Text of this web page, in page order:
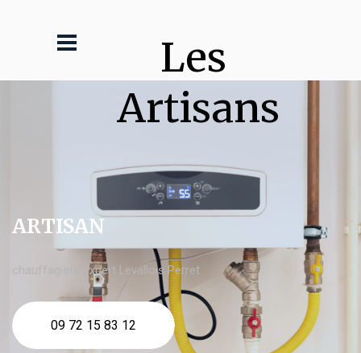
Les
Artisans
ARTISAN
chauffagiste expert Levallois Perret
09 72 15 83 12